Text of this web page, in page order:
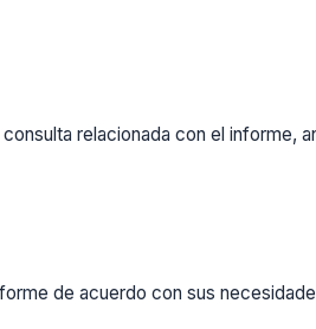
relacionada con el informe,
de acuerdo con sus